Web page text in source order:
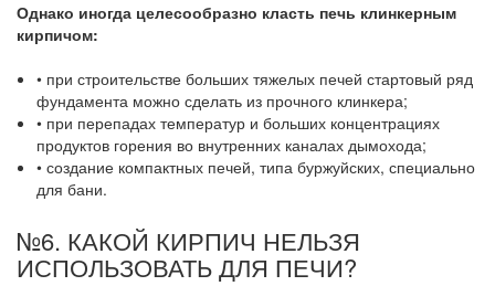
Однако иногда целесообразно класть печь клинкерным
кирпичом:
• при строительстве больших тяжелых печей стартовый ряд
фундамента можно сделать из прочного клинкера;
• при перепадах температур и больших концентрациях
продуктов горения во внутренних каналах дымохода;
• создание компактных печей, типа буржуйских, специально
для бани.
№6. КАКОЙ КИРПИЧ НЕЛЬЗЯ
ИСПОЛЬЗОВАТЬ ДЛЯ ПЕЧИ?